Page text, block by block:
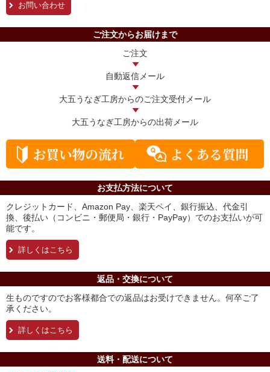
お問い合わせ
ご注文からお届けまで
ご注文
自動返信メール
大五うなぎ工房からのご注文受付メール
大五うなぎ工房からの出荷メール
お支払方法について
クレジットカード、Amazon Pay、楽天ペイ、銀行振込、代金引
換、後払い（コンビニ・郵便局・銀行・PayPay）でのお支払いが可
能です。
詳しくはこちら
返品・交換について
生ものですのでお客様都合での返品はお受けできません。何卒ご了
承ください。
詳しくはこちら
送料・配送について